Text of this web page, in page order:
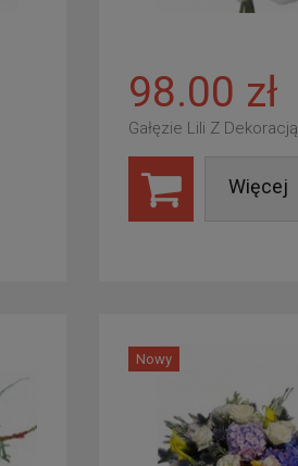
98.00 zł
Gałęzie Lili Z Dekoracją
Więcej
Nowy